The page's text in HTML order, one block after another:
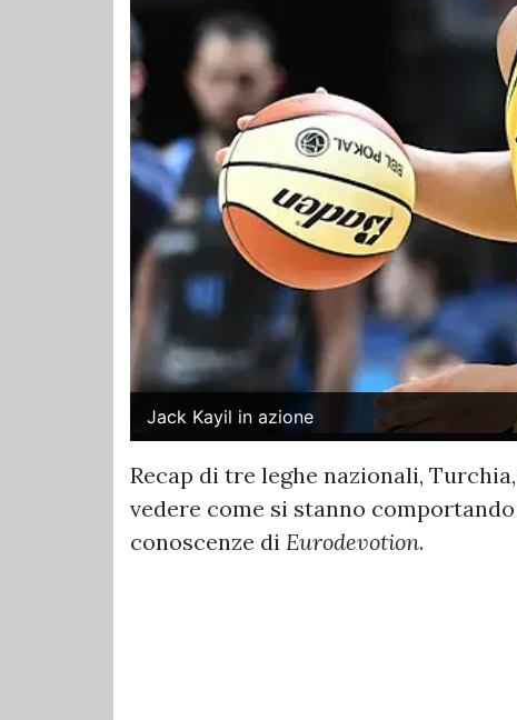
Jack Kayil in azione
Recap di tre leghe nazionali,
vedere come si stanno
conoscenze di Eurodevotion.